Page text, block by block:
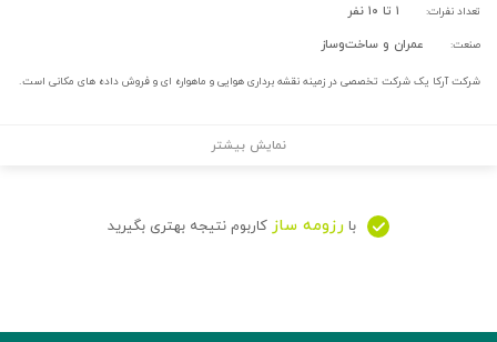
تعداد نفرات: ۱ تا ۱۰ نفر
صنعت: عمران و ساخت‌وساز
شرکت آرکا یک شرکت تخصصی در زمینه نقشه برداری هوایی و ماهواره ای و فروش داده های مکانی است.
نمایش بیشتر
با رزومه ساز کاربوم نتیجه بهتری بگیرید